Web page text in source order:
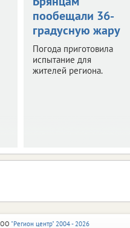
пообещали 36-
градусную жару
Погода приготовила
испытание для
жителей региона.
"Регион центр" 2004 - 2026